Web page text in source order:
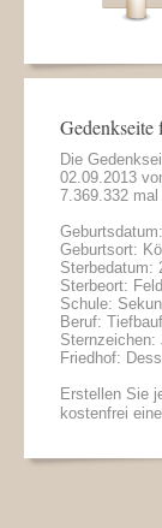
Die
02.09.2013
7.369.332
Geburtsort:
Sterbedatum:
Sterbeort:
Schule:
Beruf:
Sternzeichen:
Friedhof:
Erstellen Sie
kostenfrei